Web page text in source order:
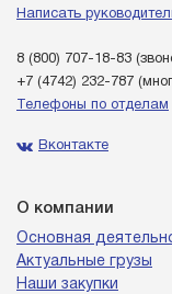
Написать
8 (800) 707-18-83
+7 (4742) 232-787
Телефоны по отделам
Вконтакте
О компании
Основная
Актуальные грузы
Наши закупки